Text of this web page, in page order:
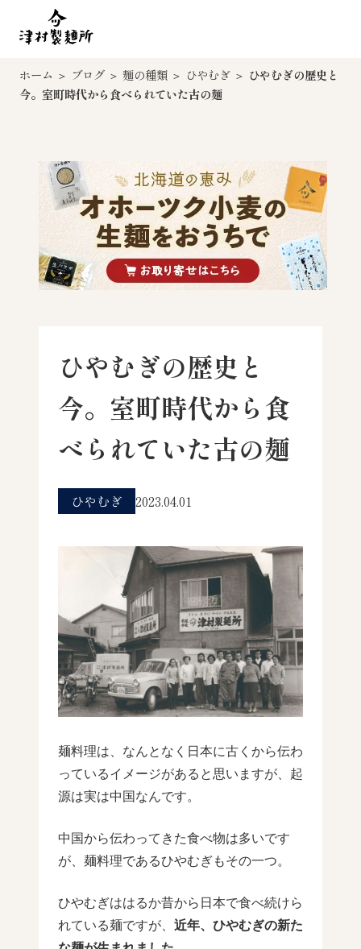
ホーム ＞ ブログ ＞ 麺の種類 ＞ ひやむぎ ＞ ひやむぎの歴史と
今。室町時代から食べられていた古の麺
ひやむぎの歴史と
今。室町時代から食
べられていた古の麺
ひやむぎ 2023.04.01
麺料理は、なんとなく日本に古くから伝わ
っているイメージがあると思いますが、起
源は実は中国なんです。
中国から伝わってきた食べ物は多いです
が、麺料理であるひやむぎもその一つ。
ひやむぎははるか昔から日本で食べ続けら
れている麺ですが、 近年、ひやむぎの新た